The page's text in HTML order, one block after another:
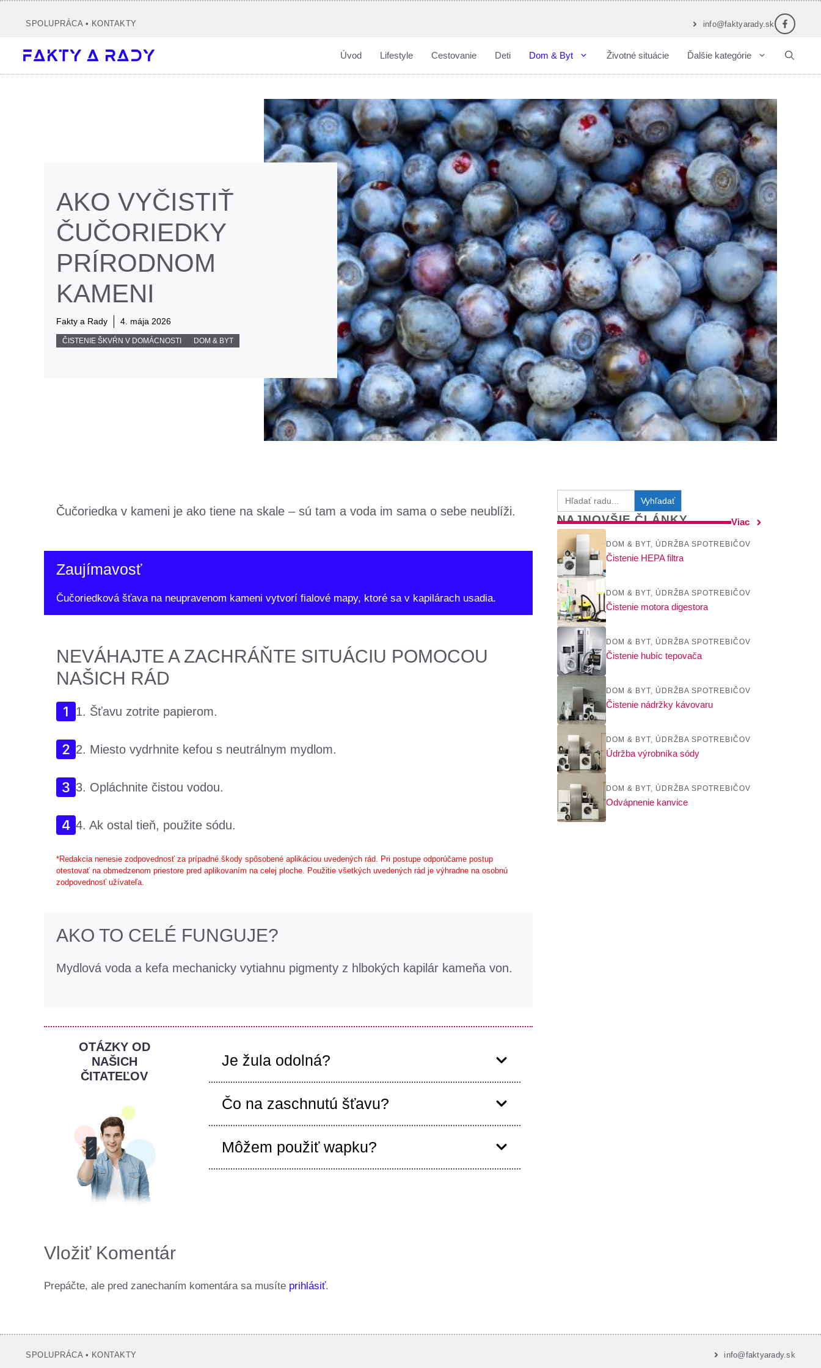
SPOLUPRÁCA• KONTAKTY info@faktyarady.sk
Úvod Lifestyle Cestovanie Deti Dom & Byt Životné situácie Ďalšie kategórie
AKO VYČISTIŤ
ČUČORIEDKY
PRÍRODNOM
KAMENI
Fakty a Rady 4. mája 2026
ČISTENIE ŠKVŔN V DOMÁCNOSTI DOM & BYT
Čučoriedka v kameni je ako tiene na skale – sú tam a voda im sama o sebe neublíži.
Zaujímavosť
Čučoriedková šťava na neupravenom kameni vytvorí fialové mapy, ktoré sa v kapilárach usadia.
NEVÁHAJTE A ZACHRÁŇTE SITUÁCIU POMOCOU
NAŠICH RÁD
1. Šťavu zotrite papierom.
2. Miesto vydrhnite kefou s neutrálnym mydlom.
3. Opláchnite čistou vodou.
4. Ak ostal tieň, použite sódu.
*Redakcia nenesie zodpovednosť za prípadné škody spôsobené aplikáciou uvedených rád. Pri postupe odporúčame postup
otestovať na obmedzenom priestore pred aplikovaním na celej ploche. Použitie všetkých uvedených rád je výhradne na osobnú
zodpovednosť užívateľa.
AKO TO CELÉ FUNGUJE?
Mydlová voda a kefa mechanicky vytiahnu pigmenty z hlbokých kapilár kameňa von.
OTÁZKY OD
NAŠICH
ČITATEĽOV
Je žula odolná?
Čo na zaschnutú šťavu?
Môžem použiť wapku?
Vložiť Komentár
Prepáčte, ale pred zanechaním komentára sa musíte prihlásiť.
for:
NAJNOVŠIE ČLÁNKY Viac
DOM & BYT, ÚDRŽBA SPOTREBIČOV
Čistenie HEPA filtra
DOM & BYT, ÚDRŽBA SPOTREBIČOV
Čistenie motora digestora
DOM & BYT, ÚDRŽBA SPOTREBIČOV
Čistenie hubíc tepovača
DOM & BYT, ÚDRŽBA SPOTREBIČOV
Čistenie nádržky kávovaru
DOM & BYT, ÚDRŽBA SPOTREBIČOV
Údržba výrobníka sódy
DOM & BYT, ÚDRŽBA SPOTREBIČOV
Odvápnenie kanvice
SPOLUPRÁCA • KONTAKTY info@faktyarady.sk